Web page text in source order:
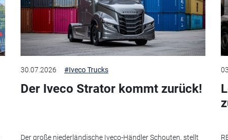
30.07.2026 #Iveco Trucks
Der Iveco Strator kommt zurück!
Der große niederländische Iveco-Händler Schouten, stellt